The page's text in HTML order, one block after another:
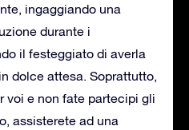
ingaggiando una
durante i
il festeggiato di averla
dolce attesa. Soprattutto,
voi e non fate partecipi gli
assisterete ad una